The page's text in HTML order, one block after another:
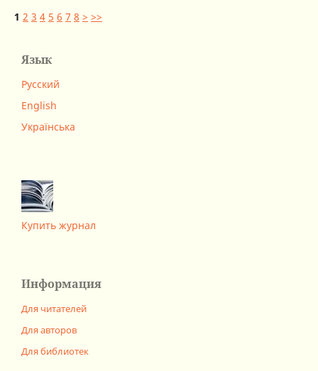
1 2 3 4 5 6 7 8 > >>
Язык
Русский
English
Українська
Купить журнал
Информация
Для читателей
Для авторов
Для библиотек